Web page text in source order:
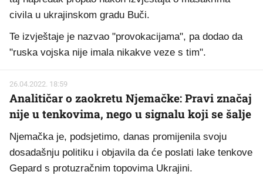
civila u ukrajinskom gradu Buči.
Te izvještaje je nazvao "provokacijama", pa dodao da
"ruska vojska nije imala nikakve veze s tim".
26.04.2022. 18:59
Analitičar o zaokretu Njemačke: Pravi značaj
nije u tenkovima, nego u signalu koji se šalje
Njemačka je, podsjetimo, danas promijenila svoju
dosadašnju politiku i objavila da će poslati lake tenkove
Gepard s protuzračnim topovima Ukrajini.